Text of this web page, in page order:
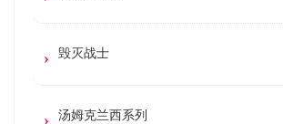
毁灭战士
汤姆克兰西系列